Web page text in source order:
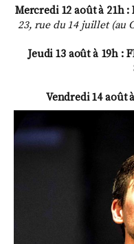
Mercredi 12 août à 21h :
23, rue du 14 juillet (au
Jeudi 13 août à 19h :
Vendredi 14 août